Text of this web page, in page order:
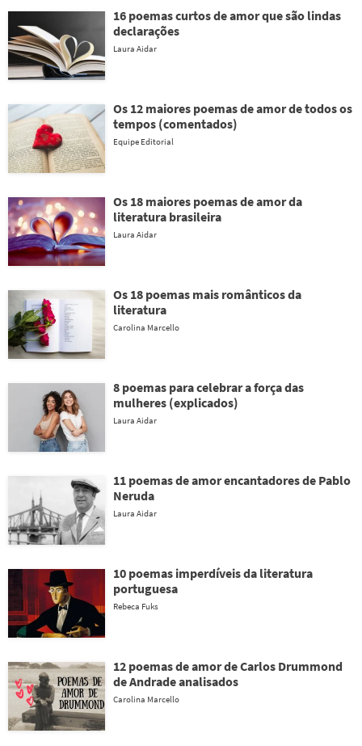
16 poemas curtos de amor que são lindas
declarações
Laura Aidar
Os 12 maiores poemas de amor de todos os
tempos (comentados)
Equipe Editorial
Os 18 maiores poemas de amor da
literatura brasileira
Laura Aidar
Os 18 poemas mais românticos da
literatura
Carolina Marcello
8 poemas para celebrar a força das
mulheres (explicados)
Laura Aidar
11 poemas de amor encantadores de Pablo
Neruda
Laura Aidar
10 poemas imperdíveis da literatura
portuguesa
Rebeca Fuks
12 poemas de amor de Carlos Drummond
de Andrade analisados
Carolina Marcello